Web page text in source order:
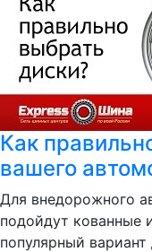
Как
вашего
Для внедорожного
подойдут кованные
популярный